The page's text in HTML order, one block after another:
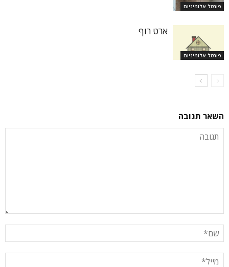
פורטל אלומיניום
פורטל אלומיניום
ארט רוף
השאר תגובה